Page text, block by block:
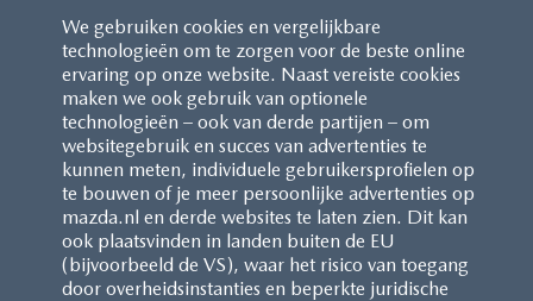
We gebruiken cookies en vergelijkbare
technologieën om te zorgen voor de beste online
ervaring op onze website. Naast vereiste cookies
maken we ook gebruik van optionele
technologieën – ook van derde partijen – om
websitegebruik en succes van advertenties te
kunnen meten, individuele gebruikersprofielen op
te bouwen of je meer persoonlijke advertenties op
mazda.nl en derde websites te laten zien. Dit kan
ook plaatsvinden in landen buiten de EU
(bijvoorbeeld de VS), waar het risico van toegang
door overheidsinstanties en beperkte juridische